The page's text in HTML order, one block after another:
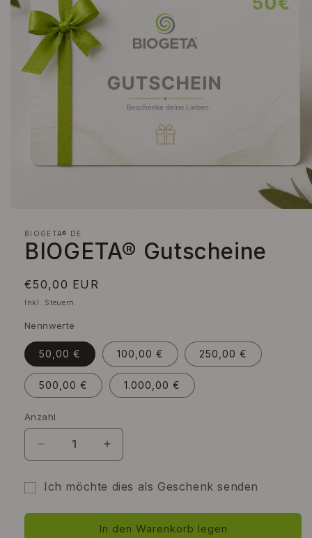
Modal
öffnen
BIOGETA® DE
BIOGETA® Gutscheine
Normaler
Preis
€50,00 EUR
Inkl. Steuern.
Nennwerte
50,00 € 100,00 € 250,00 €
500,00 € 1.000,00 €
Anzahl
Anzahl
Verringere
die
Menge
für
Gutscheine
Erhöhe
die
Menge
für
Gutscheine
Ich möchte dies als Geschenk senden
für
In den Warenkorb legen